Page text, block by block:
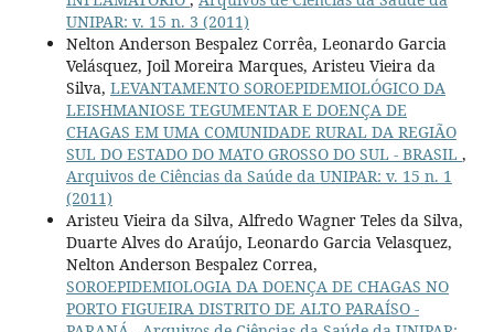
UNIPAR: v. 15 n. 3 (2011)
Nelton Anderson Bespalez Corrêa, Leonardo Garcia
Velásquez, Joil Moreira Marques, Aristeu Vieira da
Silva, LEVANTAMENTO SOROEPIDEMIOLÓGICO DA
LEISHMANIOSE TEGUMENTAR E DOENÇA DE
CHAGAS EM UMA COMUNIDADE RURAL DA REGIÃO
SUL DO ESTADO DO MATO GROSSO DO SUL - BRASIL ,
Arquivos de Ciências da Saúde da UNIPAR: v. 15 n. 1
(2011)
Aristeu Vieira da Silva, Alfredo Wagner Teles da Silva,
Duarte Alves do Araújo, Leonardo Garcia Velasquez,
Nelton Anderson Bespalez Correa,
SOROEPIDEMIOLOGIA DA DOENÇA DE CHAGAS NO
PORTO FIGUEIRA DISTRITO DE ALTO PARAÍSO -